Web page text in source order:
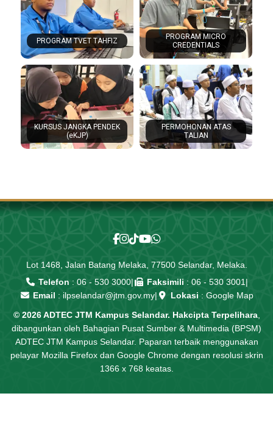
PROGRAM TVET TAHFIZ
PROGRAM MICRO
CREDENTIALS
KURSUS JANGKA PENDEK
(eKJP)
PERMOHONAN ATAS
TALIAN
Lot 1468, Jalan Batang Melaka, 77500 Selandar, Melaka.
Telefon : 06 - 530 3000| Faksimili : 06 - 530 3001 |
Email : ilpselandar@jtm.gov.my| Lokasi : Google Map
© 2026 ADTEC JTM Kampus Selandar. Hakcipta Terpelihara,
dibangunkan oleh Bahagian Pusat Sumber & Multimedia (BPSM)
ADTEC JTM Kampus Selandar. Paparan terbaik menggunakan
pelayar Mozilla Firefox dan Google Chrome dengan resolusi skrin
1366 x 768 keatas.